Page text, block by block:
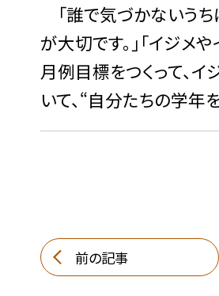
「誰で気づかないう
が大切です。」「イジメ
月例目標をつくって、イ
いて、“自分たちの学年
前の記事